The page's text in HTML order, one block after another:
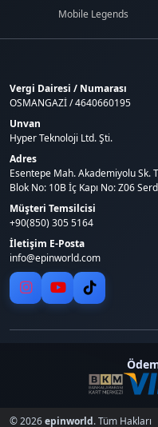
Mobile Legends
Vergi Dairesi / Numarası
OSMANGAZİ / 4640660195
Unvan
Hyper Teknoloji Ltd. Şti.
Adres
Esentepe Mah. Akademiyolu Sk.
Blok No: 10B İç Kapı No: Z06
Müşteri Temsilcisi
+90(850) 305 5164
İletişim E-Posta
info@epinworld.com
© 2026epinworld. Tüm Hakları